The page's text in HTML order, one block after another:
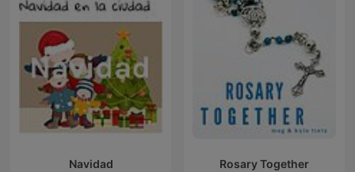
Navidad Rosary Together